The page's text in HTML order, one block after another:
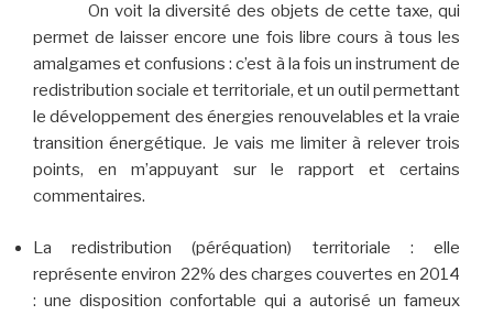
On voit la diversité des objets de cette taxe, qui
permet de laisser encore une fois libre cours à tous les
amalgames et confusions : c’est à la fois un instrument de
redistribution sociale et territoriale, et un outil permettant
le développement des énergies renouvelables et la vraie
transition énergétique. Je vais me limiter à relever trois
points, en m’appuyant sur le rapport et certains
commentaires.
La redistribution (péréquation) territoriale : elle
représente environ 22% des charges couvertes en 2014
: une disposition confortable qui a autorisé un fameux